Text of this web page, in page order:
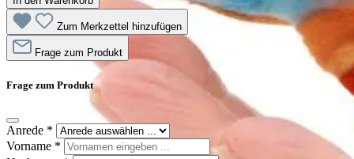
Zum Merkzettel hinzufügen
Frage zum Produkt
Frage zum Produkt
Anrede *
Vorname *